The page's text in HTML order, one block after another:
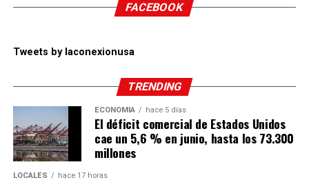
FACEBOOK
Tweets by laconexionusa
TRENDING
ECONOMÍA hace 5 días
El déficit comercial de Estados Unidos
cae un 5,6 % en junio, hasta los 73.300
millones
LOCALES hace 17 horas